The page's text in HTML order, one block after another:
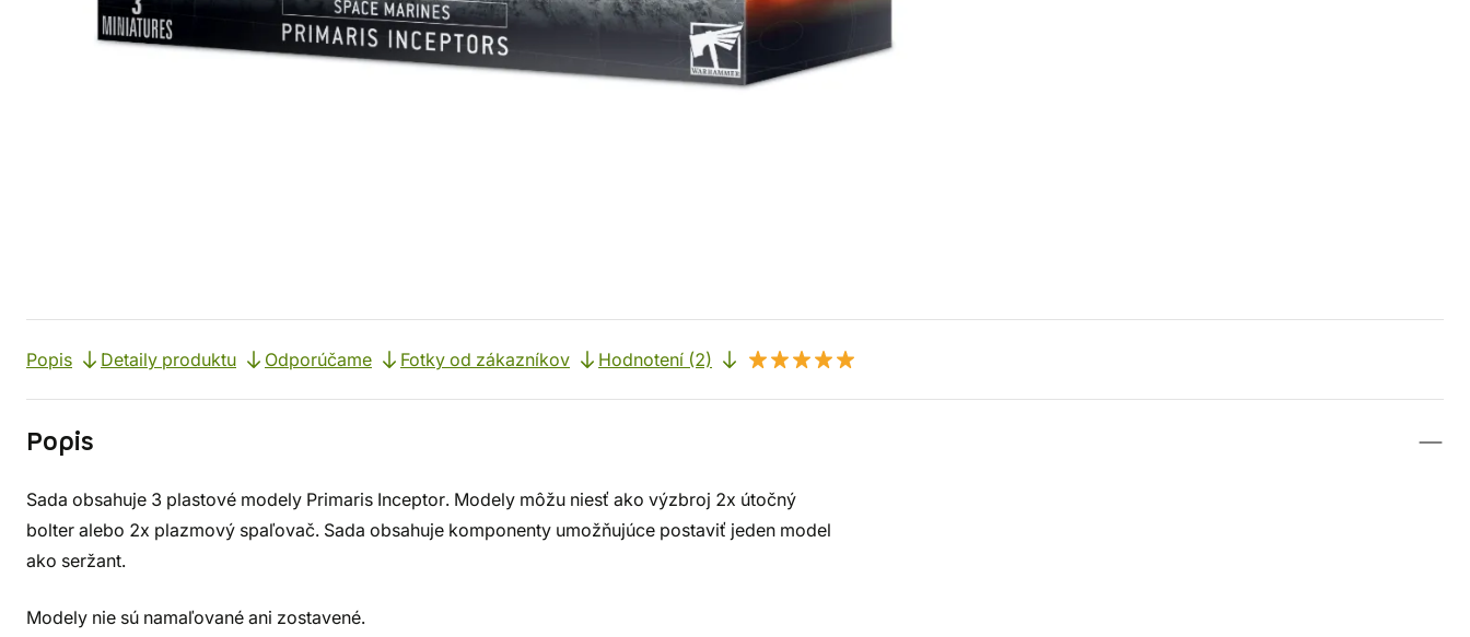
Popis Detaily produktu Odporúčame Fotky od zákazníkov Hodnotení (2)
Popis
Sada obsahuje 3 plastové modely Primaris Inceptor. Modely môžu niesť ako výzbroj 2x útočný
bolter alebo 2x plazmový spaľovač. Sada obsahuje komponenty umožňujúce postaviť jeden model
ako seržant.
Modely nie sú namaľované ani zostavené.